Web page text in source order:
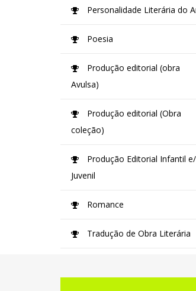
Personalidade Literária do
Poesia
Produção editorial (obra
Avulsa)
Produção editorial (Obra
coleção)
Produção Editorial Infantil
Juvenil
Romance
Tradução de Obra Literária